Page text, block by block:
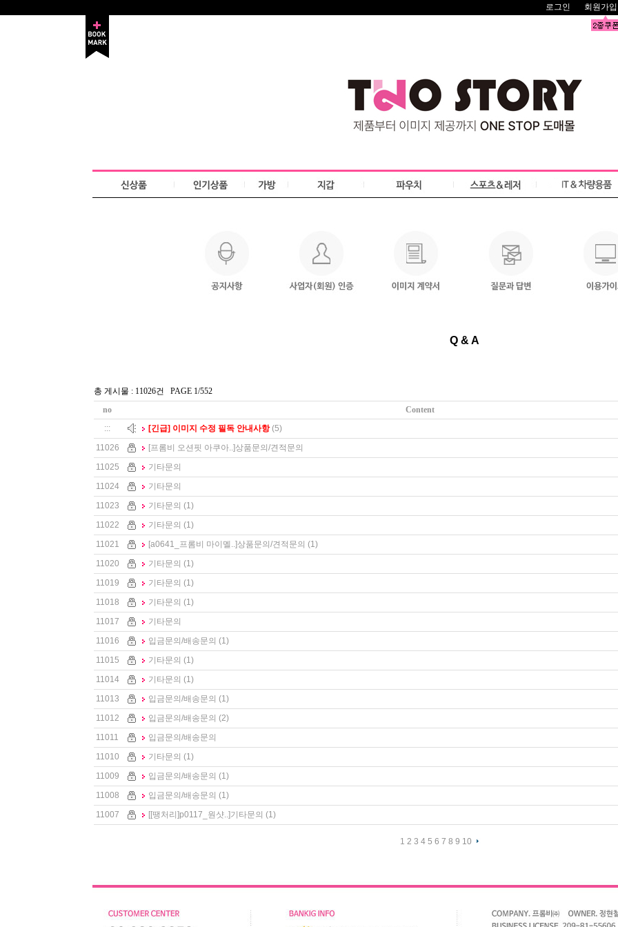
로그인 회원가입
Q & A
총 게시물 : 11026건 PAGE 1/552
no
Content
:::
[긴급] 이미지 수정 필독 안내사항 (5)
11026
[프롬비 오션핏 아쿠아..]상품문의/견적문의
11025
기타문의
11024
기타문의
11023
기타문의 (1)
11022
기타문의 (1)
11021
[a0641_프롬비 마이멜..]상품문의/견적문의 (1)
11020
기타문의 (1)
11019
기타문의 (1)
11018
기타문의 (1)
11017
기타문의
11016
입금문의/배송문의 (1)
11015
기타문의 (1)
11014
기타문의 (1)
11013
입금문의/배송문의 (1)
11012
입금문의/배송문의 (2)
11011
입금문의/배송문의
11010
기타문의 (1)
11009
입금문의/배송문의 (1)
11008
입금문의/배송문의 (1)
11007
[[땡처리]p0117_원샷..]기타문의 (1)
1 2 3 4 5 6 7 8 9 10